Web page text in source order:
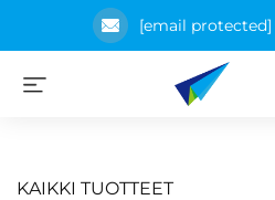
[email protected]
KAIKKI TUOTTEET